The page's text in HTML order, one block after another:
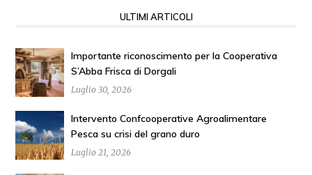
ULTIMI ARTICOLI
Importante riconoscimento per la Cooperativa
S’Abba Frisca di Dorgali
Luglio 30, 2026
Intervento Confcooperative Agroalimentare
Pesca su crisi del grano duro
Luglio 21, 2026